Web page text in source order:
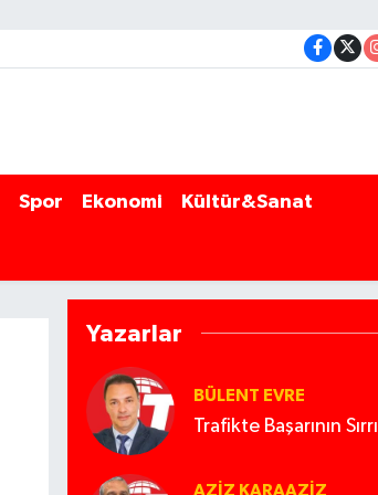
Spor Ekonomi Kültür&Sanat
Yazarlar
BÜLENT EVRE
Trafikte Başarının Sırrı
AZIZ KARAAZIZ